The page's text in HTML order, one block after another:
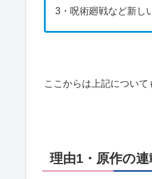
3・呪術廻戦など新し
ここからは上記につい
理由1・原作の